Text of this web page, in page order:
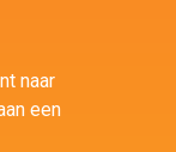
naar
een